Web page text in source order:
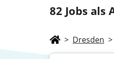
82 Jobs als
> Dresden >